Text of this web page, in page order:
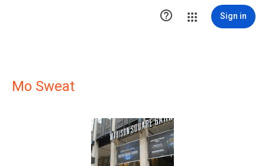
 Sign in
Mo Sweat